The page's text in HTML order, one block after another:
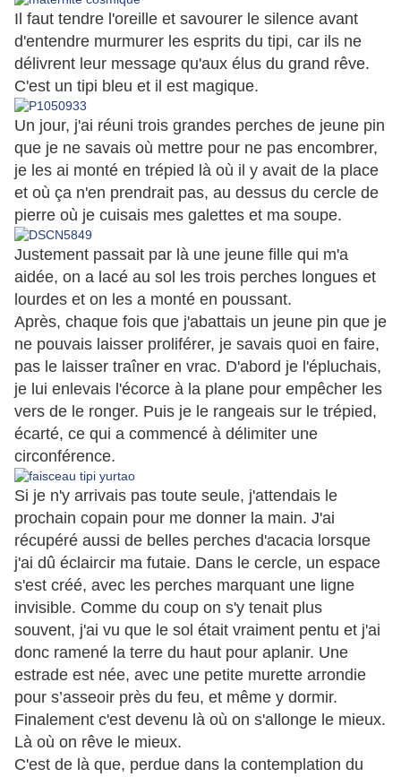
Il faut tendre l'oreille et savourer le silence avant
d'entendre murmurer les esprits du tipi, car ils ne
délivrent leur message qu'aux élus du grand rêve.
C'est un tipi bleu et il est magique.
Un jour, j'ai réuni trois grandes perches de jeune pin
que je ne savais où mettre pour ne pas encombrer,
je les ai monté en trépied là où il y avait de la place
et où ça n'en prendrait pas, au dessus du cercle de
pierre où je cuisais mes galettes et ma soupe.
Justement passait par là une jeune fille qui m'a
aidée, on a lacé au sol les trois perches longues et
lourdes et on les a monté en poussant.
Après, chaque fois que j'abattais un jeune pin que je
ne pouvais laisser proliférer, je savais quoi en faire,
pas le laisser traîner en vrac. D'abord je l'épluchais,
je lui enlevais l'écorce à la plane pour empêcher les
vers de le ronger. Puis je le rangeais sur le trépied,
écarté, ce qui a commencé à délimiter une
circonférence.
Si je n'y arrivais pas toute seule, j'attendais le
prochain copain pour me donner la main. J'ai
récupéré aussi de belles perches d'acacia lorsque
j'ai dû éclaircir ma futaie. Dans le cercle, un espace
s'est créé, avec les perches marquant une ligne
invisible. Comme du coup on s'y tenait plus
souvent, j'ai vu que le sol était vraiment pentu et j'ai
donc ramené la terre du haut pour aplanir. Une
estrade est née, avec une petite murette arrondie
pour s’asseoir près du feu, et même y dormir.
Finalement c'est devenu là où on s'allonge le mieux.
Là où on rêve le mieux.
C'est de là que, perdue dans la contemplation du